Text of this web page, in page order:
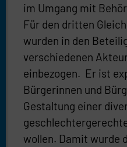
im Umgang mit
Für den dritten
wurden in den
verschiedenen
einbezogen. Er ist
Bürgerinnen und
Gestaltung einer
wollen. Damit wurde